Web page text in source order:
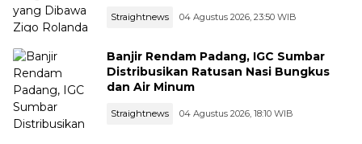
Straightnews 04 Agustus 2026, 23:50 WIB
Banjir Rendam Padang, IGC Sumbar
Distribusikan Ratusan Nasi Bungkus
dan Air Minum
Straightnews 04 Agustus 2026, 18:10 WIB